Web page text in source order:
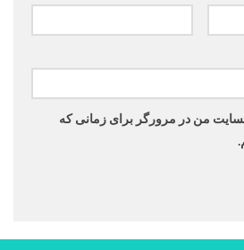
من در مرورگر برای زمانی که